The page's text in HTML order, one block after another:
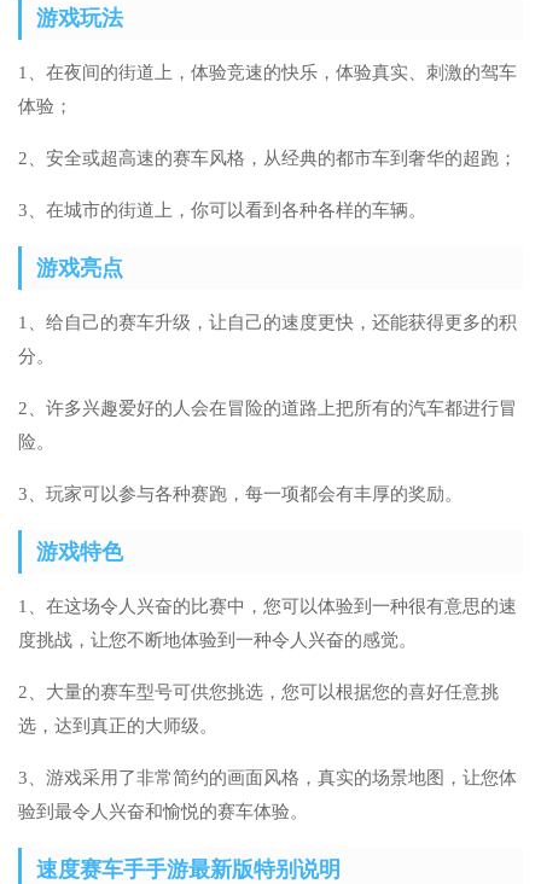
游戏玩法
1、在夜间的街道上，体验竞速的快乐，体验真实、刺激的驾车
体验；
2、安全或超高速的赛车风格，从经典的都市车到奢华的超跑；
3、在城市的街道上，你可以看到各种各样的车辆。
游戏亮点
1、给自己的赛车升级，让自己的速度更快，还能获得更多的积
分。
2、许多兴趣爱好的人会在冒险的道路上把所有的汽车都进行冒
险。
3、玩家可以参与各种赛跑，每一项都会有丰厚的奖励。
游戏特色
1、在这场令人兴奋的比赛中，您可以体验到一种很有意思的速
度挑战，让您不断地体验到一种令人兴奋的感觉。
2、大量的赛车型号可供您挑选，您可以根据您的喜好任意挑
选，达到真正的大师级。
3、游戏采用了非常简约的画面风格，真实的场景地图，让您体
验到最令人兴奋和愉悦的赛车体验。
速度赛车手手游最新版特别说明